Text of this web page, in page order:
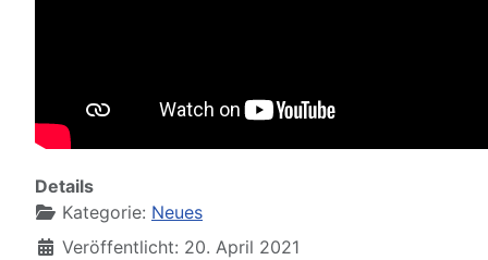
Details
Kategorie: Neues
Veröffentlicht: 20. April 2021